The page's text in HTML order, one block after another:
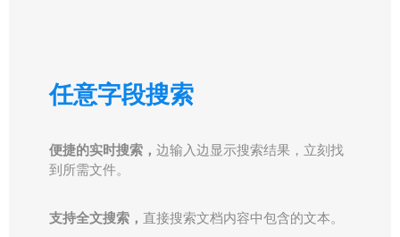
任意字段搜索
便捷的实时搜索， 边输入边显示搜索结果，立刻找
到所需文件。
支持全文搜索， 直接搜索文档内容中包含的文本。